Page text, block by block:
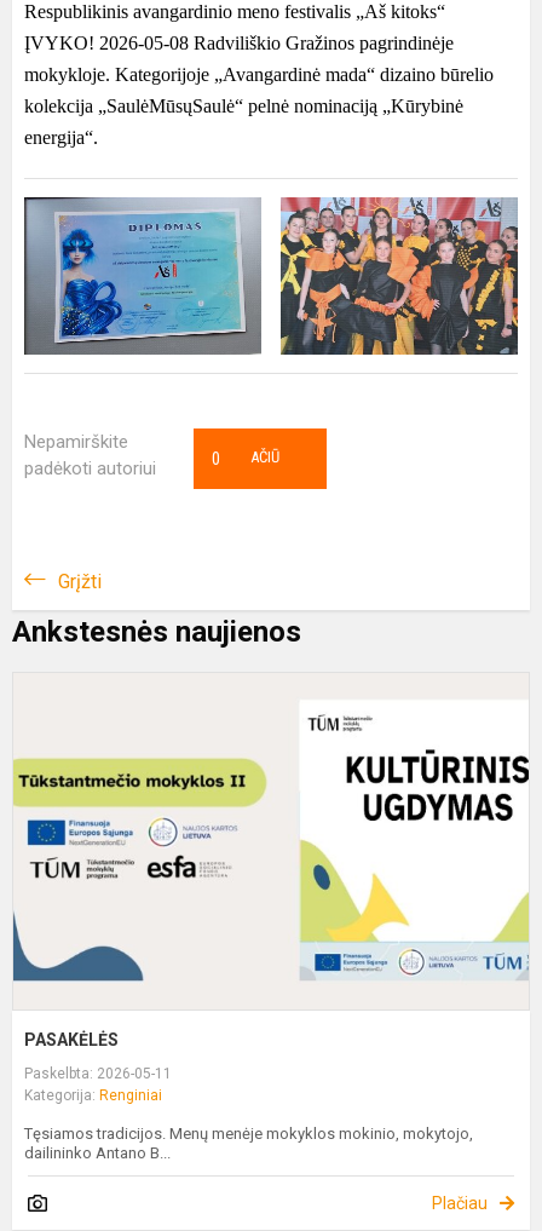
Respublikinis avangardinio meno festivalis „Aš kitoks“
ĮVYKO! 2026-05-08 Radviliškio Gražinos pagrindinėje
mokykloje. Kategorijoje „Avangardinė mada“ dizaino būrelio
kolekcija „SaulėMūsųSaulė“ pelnė nominaciją „Kūrybinė
energija“.
Nepamirškite
padėkoti autoriui
AČIŪ
0
Grįžti
Ankstesnės naujienos
PASAKĖLĖS
Paskelbta: 2026-05-11
Kategorija: Renginiai
Tęsiamos tradicijos. Menų menėje mokyklos mokinio, mokytojo,
dailininko Antano B...
Plačiau